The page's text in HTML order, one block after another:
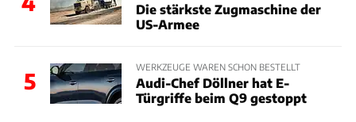
Die stärkste Zugmaschine der
US-Armee
5
WERKZEUGE WAREN SCHON BESTELLT
Audi-Chef Döllner hat E-
Türgriffe beim Q9 gestoppt